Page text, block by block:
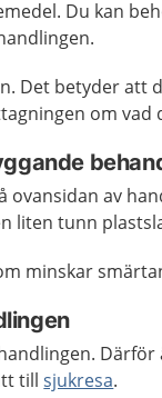
Du kan
Det betyder att
om vad
ovansidan av
liten tunn
minskar
tillsjukresa.